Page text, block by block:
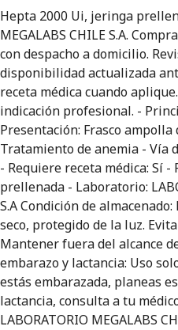
Hepta 2000 Ui, jeringa
MEGALABS CHILE S.A.
con despacho a domicilio.
disponibilidad actualizada
receta médica cuando
indicación profesional. -
Presentación: Frasco ampolla
Tratamiento de anemia - Vía
- Requiere receta médica: Sí
prellenada - Laboratorio:
S.A Condición de
seco, protegido de la luz.
Mantener fuera del alcance
embarazo y lactancia: Uso
estás embarazada, planeas
lactancia, consulta a tu
LABORATORIO MEGALABS